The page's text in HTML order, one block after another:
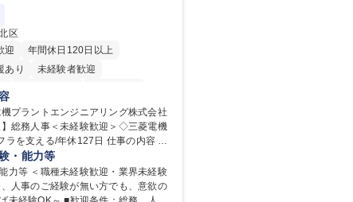
区
迎
年間休日120日以上
あり
未経験者歓迎
在宅OK
賞与あり
交通費支給
駅近5分以内
服装自由
寮・社宅あり
プラントエンジニアリング株式会社
総務人事＜未経験歓迎＞◇三菱電機
える/年休127日 仕事の内容 総
中心に、これまでのご経験に応じて
。 ＜具体的には＞ ・総務/人事労
・勤怠管理など） ・採用・教育研修
など ※基本的には事務所勤務です
・能力等
力等 ＜職種未経験歓迎・業界未経験
人事のご経験が無い方でも、意欲の